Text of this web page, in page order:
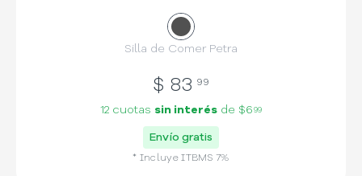
Silla de Comer Petra
$ 83 99
12 cuotas sin interés de $6 99
Envío gratis
* IncluyeITBMS 7%